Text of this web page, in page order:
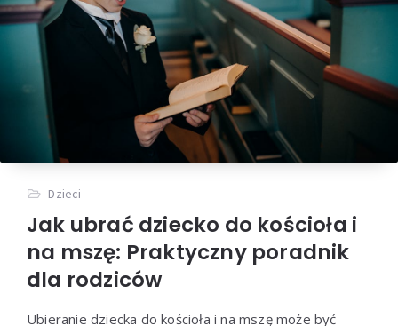
Dzieci
Jak ubrać dziecko do kościoła i
na mszę: Praktyczny poradnik
dla rodziców
Ubieranie dziecka do kościoła i na mszę może być